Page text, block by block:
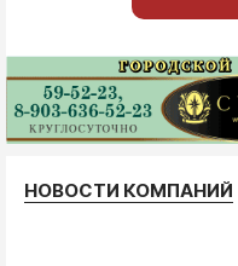
НОВОСТИ КОМПАНИЙ